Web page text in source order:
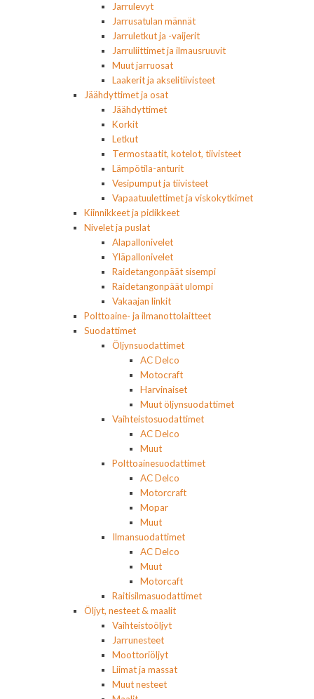
Jarrulevyt
Jarrusatulan männät
Jarruletkut ja -vaijerit
Jarruliittimet ja ilmausruuvit
Muut jarruosat
Laakerit ja akselitiivisteet
Jäähdyttimet ja osat
Jäähdyttimet
Korkit
Letkut
Termostaatit, kotelot, tiivisteet
Lämpötila-anturit
Vesipumput ja tiivisteet
Vapaatuulettimet ja viskokytkimet
Kiinnikkeet ja pidikkeet
Nivelet ja puslat
Alapallonivelet
Yläpallonivelet
Raidetangonpäät sisempi
Raidetangonpäät ulompi
Vakaajan linkit
Polttoaine- ja ilmanottolaitteet
Suodattimet
Öljynsuodattimet
AC Delco
Motocraft
Harvinaiset
Muut öljynsuodattimet
Vaihteistosuodattimet
AC Delco
Muut
Polttoainesuodattimet
AC Delco
Motorcraft
Mopar
Muut
Ilmansuodattimet
AC Delco
Muut
Motorcaft
Raitisilmasuodattimet
Öljyt, nesteet & maalit
Vaihteistoöljyt
Jarrunesteet
Moottoriöljyt
Liimat ja massat
Muut nesteet